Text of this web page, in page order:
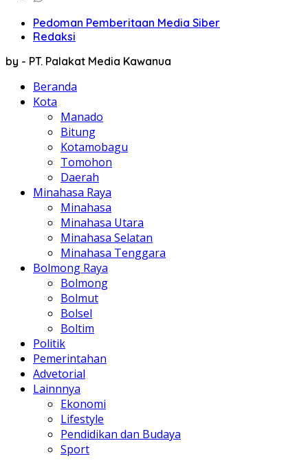
Pedoman Pemberitaan Media Siber
Redaksi
by - PT. Palakat Media Kawanua
Beranda
Kota
Manado
Bitung
Kotamobagu
Tomohon
Daerah
Minahasa Raya
Minahasa
Minahasa Utara
Minahasa Selatan
Minahasa Tenggara
Bolmong Raya
Bolmong
Bolmut
Bolsel
Boltim
Politik
Pemerintahan
Advetorial
Lainnnya
Ekonomi
Lifestyle
Pendidikan dan Budaya
Sport